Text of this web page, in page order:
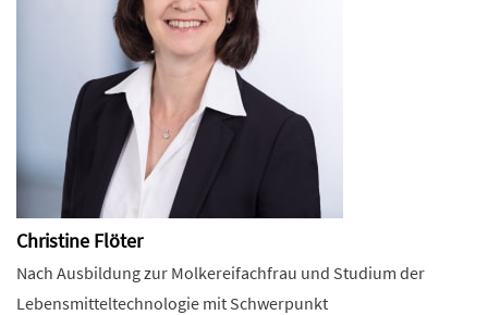
Christine Flöter
Nach Ausbildung zur Molkereifachfrau und Studium der
Lebensmitteltechnologie mit Schwerpunkt